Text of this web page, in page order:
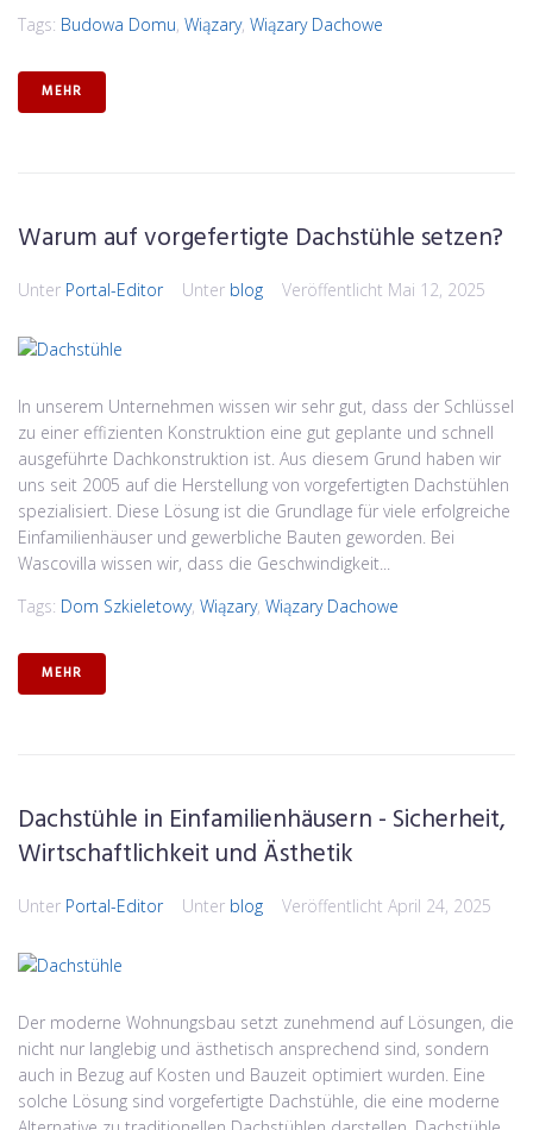
Tags: Budowa Domu, Wiązary, Wiązary Dachowe
MEHR
Warum auf vorgefertigte Dachstühle setzen?
Unter Portal-Editor Unter blog Veröffentlicht Mai 12, 2025
In unserem Unternehmen wissen wir sehr gut, dass der Schlüssel
zu einer effizienten Konstruktion eine gut geplante und schnell
ausgeführte Dachkonstruktion ist. Aus diesem Grund haben wir
uns seit 2005 auf die Herstellung von vorgefertigten Dachstühlen
spezialisiert. Diese Lösung ist die Grundlage für viele erfolgreiche
Einfamilienhäuser und gewerbliche Bauten geworden. Bei
Wascovilla wissen wir, dass die Geschwindigkeit...
Tags: Dom Szkieletowy, Wiązary, Wiązary Dachowe
MEHR
Dachstühle in Einfamilienhäusern - Sicherheit,
Wirtschaftlichkeit und Ästhetik
Unter Portal-Editor Unter blog Veröffentlicht April 24, 2025
Der moderne Wohnungsbau setzt zunehmend auf Lösungen, die
nicht nur langlebig und ästhetisch ansprechend sind, sondern
auch in Bezug auf Kosten und Bauzeit optimiert wurden. Eine
solche Lösung sind vorgefertigte Dachstühle, die eine moderne